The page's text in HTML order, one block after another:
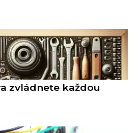
zvládnete každou